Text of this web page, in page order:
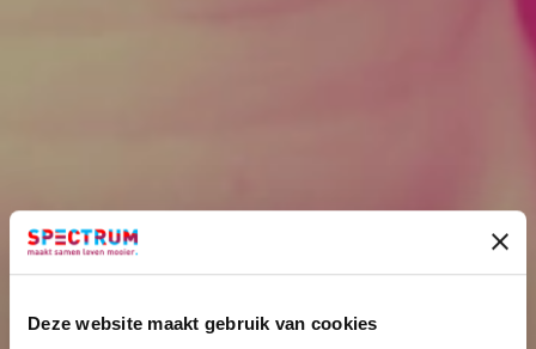
Deze website maakt gebruik van cookies